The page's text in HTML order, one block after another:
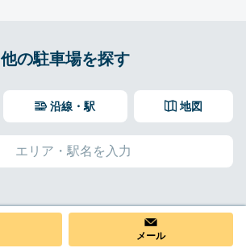
他の駐車場を探す
地図
沿線・駅
メール